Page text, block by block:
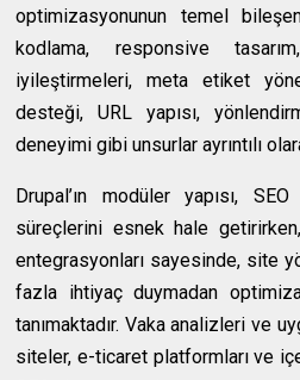
optimizasyonunun temel
kodlama, responsive
iyileştirmeleri, meta etiket
desteği, URL yapısı,
deneyimi gibi unsurlar ayrıntılı
Drupal’ın modüler yapısı,
süreçlerini esnek hale
entegrasyonları sayesinde, site
fazla ihtiyaç duymadan
tanımaktadır. Vaka analizleri ve
siteler, e-ticaret platformları ve